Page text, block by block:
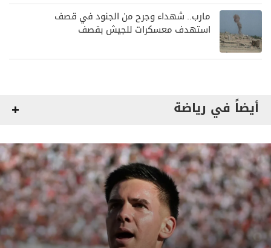
مارب.. شهداء وجرح من الجنود في قصف
استهدف معسكرات للجيش بقصف
أيضاً في رياضة